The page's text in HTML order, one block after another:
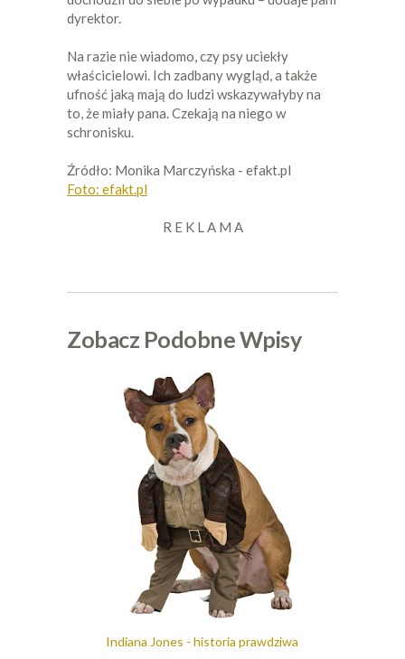
dyrektor.
Na razie nie wiadomo, czy psy uciekły
właścicielowi. Ich zadbany wygląd, a także
ufność jaką mają do ludzi wskazywałyby na
to, że miały pana. Czekają na niego w
schronisku.
Źródło: Monika Marczyńska - efakt.pl
Foto: efakt.pl
R E K L A M A
Zobacz Podobne Wpisy
Indiana Jones - historia prawdziwa